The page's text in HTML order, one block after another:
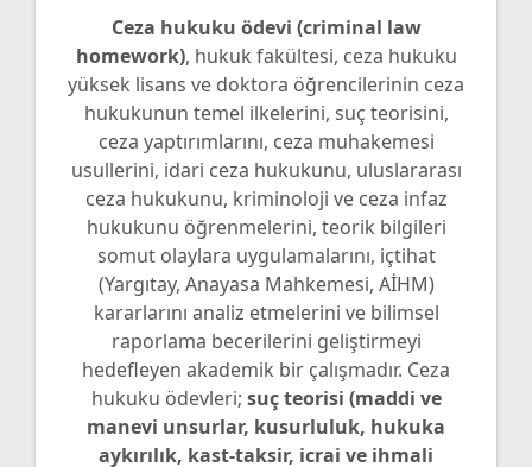
Ceza hukuku ödevi (criminal law
homework), hukuk fakültesi, ceza hukuku
yüksek lisans ve doktora öğrencilerinin ceza
hukukunun temel ilkelerini, suç teorisini,
ceza yaptırımlarını, ceza muhakemesi
usullerini, idari ceza hukukunu, uluslararası
ceza hukukunu, kriminoloji ve ceza infaz
hukukunu öğrenmelerini, teorik bilgileri
somut olaylara uygulamalarını, içtihat
(Yargıtay, Anayasa Mahkemesi, AİHM)
kararlarını analiz etmelerini ve bilimsel
raporlama becerilerini geliştirmeyi
hedefleyen akademik bir çalışmadır. Ceza
hukuku ödevleri; suç teorisi (maddi ve
manevi unsurlar, kusurluluk, hukuka
aykırılık, kast-taksir, icrai ve ihmali